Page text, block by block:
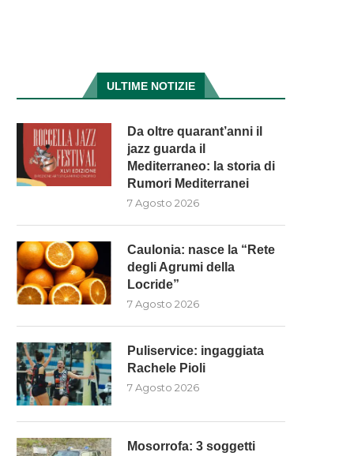
ULTIME NOTIZIE
Da oltre quarant’anni il
jazz guarda il
Mediterraneo: la storia di
Rumori Mediterranei
7 Agosto 2026
Caulonia: nasce la “Rete
degli Agrumi della
Locride”
7 Agosto 2026
Puliservice: ingaggiata
Rachele Pioli
7 Agosto 2026
Mosorrofa: 3 soggetti